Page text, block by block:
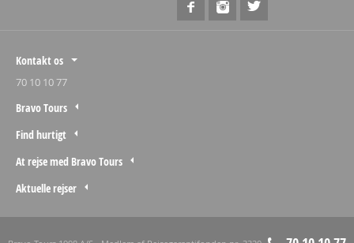
Kontakt os
70 10 10 77
Bravo Tours
Find hurtigt
At rejse med Bravo Tours
Aktuelle rejser